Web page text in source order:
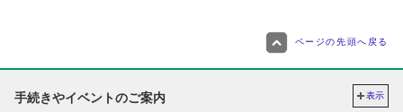
ページの先頭へ戻る
手続きやイベントのご案内 表示